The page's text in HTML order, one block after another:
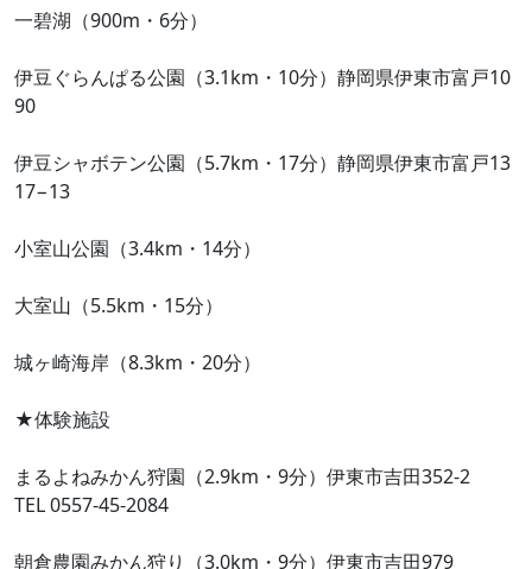
一碧湖（900m・6分）
伊豆ぐらんぱる公園（3.1km・10分）静岡県伊東市富戸10
90
伊豆シャボテン公園（5.7km・17分）静岡県伊東市富戸13
17−13
小室山公園（3.4km・14分）
大室山（5.5km・15分）
城ヶ崎海岸（8.3km・20分）
★体験施設
まるよねみかん狩園（2.9km・9分）伊東市吉田352-2
TEL 0557-45-2084
朝倉農園みかん狩り（3.0km・9分）伊東市吉田979